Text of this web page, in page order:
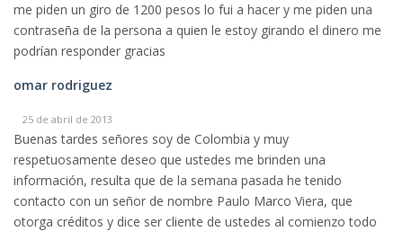
me piden un giro de 1200 pesos lo fui a hacer y me piden una
contraseña de la persona a quien le estoy girando el dinero me
podrían responder gracias
omar rodriguez
25 de abril de 2013
Buenas tardes señores soy de Colombia y muy
respetuosamente deseo que ustedes me brinden una
información, resulta que de la semana pasada he tenido
contacto con un señor de nombre Paulo Marco Viera, que
otorga créditos y dice ser cliente de ustedes al comienzo todo